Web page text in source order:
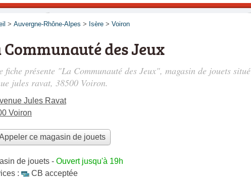
> Auvergne-Rhône-Alpes > Isère > Voiron
Communauté des Jeux
fiche présente "La Communauté des Jeux", magasin de jouets situé
jules ravat, 38500 Voiron.
Jules Ravat
Voiron
ce magasin de jouets
de jouets - Ouvert jusqu'à 19h
:
CB acceptée